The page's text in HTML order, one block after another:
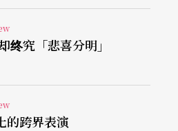
起她的身体不管是下沉或
肉的平衡与稳定，遂使得
的大树站立，有时却像盆
始终保持著一种能量的张
终究「悲喜分明」
的跨界表演